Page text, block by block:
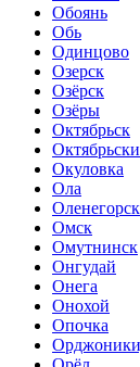
Обоянь
Обь
Одинцово
Озерск
Озёрск
Озёры
Октябрьск
Окуловка
Ола
Оленегорск
Омск
Омутнинск
Онгудай
Онега
Онохой
Опочка